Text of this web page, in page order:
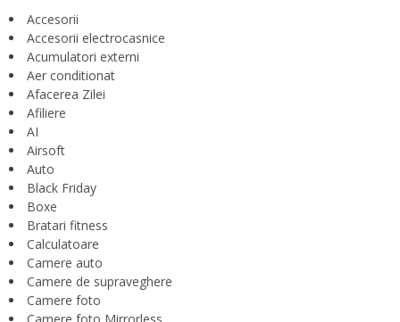
Accesorii
Accesorii electrocasnice
Acumulatori externi
Aer conditionat
Afacerea Zilei
Afiliere
AI
Airsoft
Auto
Black Friday
Boxe
Bratari fitness
Calculatoare
Camere auto
Camere de supraveghere
Camere foto